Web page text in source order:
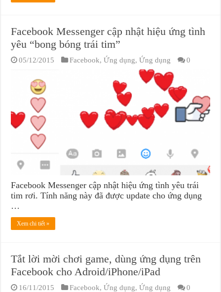
Facebook Messenger cập nhật hiệu ứng tình
yêu “bong bóng trái tim”
05/12/2015 Facebook,Ứng dụng,Ứng dụng 0
Facebook Messenger cập nhật hiệu ứng tình yêu trái
tim rơi. Tính năng này đã được update cho ứng dụng
…
Xem chi tiết »
Tắt lời mời chơi game, dùng ứng dụng trên
Facebook cho Adroid/iPhone/iPad
16/11/2015 Facebook,Ứng dụng,Ứng dụng 0